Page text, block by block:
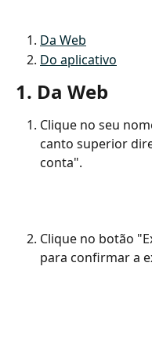
Da Web
Do aplicativo
1. Da Web
Clique no seu
canto superior
conta".
Clique no botão
para confirmar a